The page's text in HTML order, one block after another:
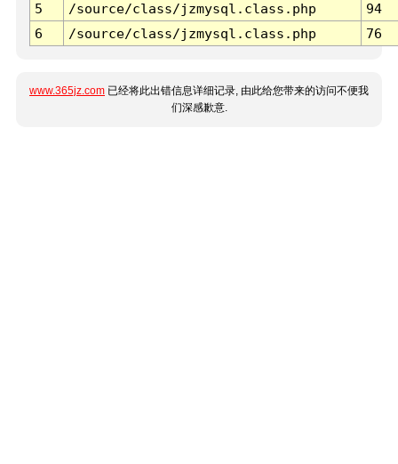
5
/source/class/jzmysql.class.php
94
6
/source/class/jzmysql.class.php 76
www.365jz.com 已经将此出错信息详细记录, 由此给您带来的访问不便我
们深感歉意.